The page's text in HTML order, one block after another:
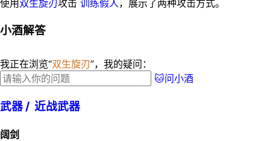
使用 双生旋刃攻击 训练假人，展示了两种攻击方式。
小酒解答
我正在浏览“双生旋刃”，我的疑问：
🐱问小酒
武器 / 近战武器
阔剑